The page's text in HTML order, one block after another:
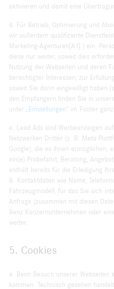
aktivieren und damit eine
d. Für Betrieb, Optimierung und
wir außerdem qualifizierte
Marketing-Agenturen[A1] ) ein.
diese nur weiter, soweit dies
Nutzung der Webseiten und deren
berechtigter Interessen, zur
soweit Sie darin eingewilligt haben
den Empfängern finden Sie in
unter „Einstellungen“ im Footer
e. Lead Ads sind Werbeanzeigen
Netzwerken Dritter (z. B. Meta
Google), die es Ihnen ermöglichen,
ein(e) Probefahrt, Beratung,
enthält bereits für die Erledigung
B. Kontaktdaten wie Name,
Fahrzeugmodell, für das Sie sich
Anfrage (zusammen mit diesen
Benz Konzernunternehmen oder
weiter.
5. Cookies
a. Beim Besuch unserer Webseiten
kommen. Technisch gesehen